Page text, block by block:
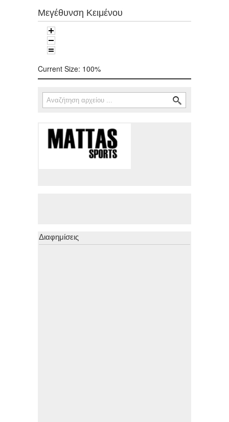
Μεγέθυνση Κειμένου
Current Size: 100%
Φόρμα αναζήτησης
Αναζήτηση
Διαφημίσεις